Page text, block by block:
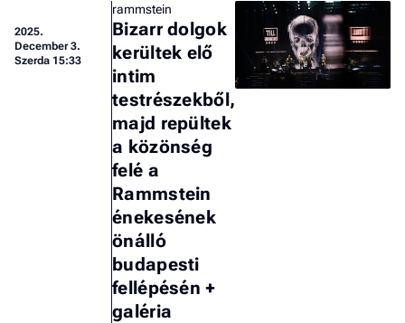
a
2025.
December 3.
Szerda 15:33
rammstein
Bizarr dolgok
kerültek elő
intim
testrészekből,
majd repültek
a közönség
felé a
Rammstein
énekesének
önálló
budapesti
fellépésén +
galéria